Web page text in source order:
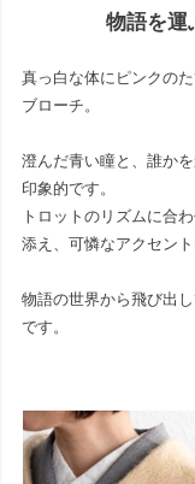
物語を運
真っ白な体にピンクの
ブローチ。
澄んだ青い瞳と、誰か
印象的です。
トロットのリズムに合
添え、可憐なアクセント
物語の世界から飛び出
です。